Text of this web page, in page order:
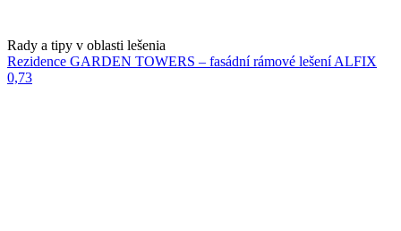
Rady a tipy v oblasti lešenia
Rezidence GARDEN TOWERS – fasádní rámové lešení ALFIX
0,73